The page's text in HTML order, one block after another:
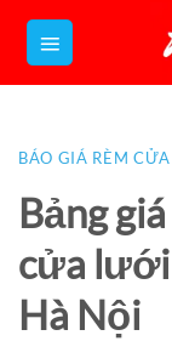
qua
dung
BÁO GIÁ RÈM CỬA
Bảng
cửa lưới
Hà Nội